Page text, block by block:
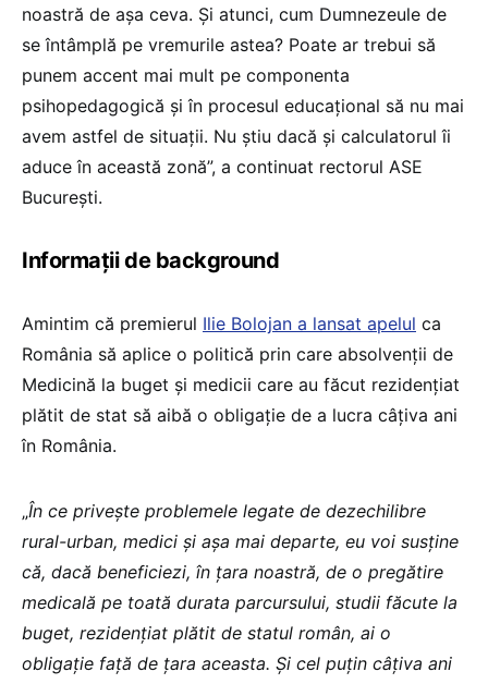
noastră de așa ceva. Și atunci, cum Dumnezeule de
se întâmplă pe vremurile astea? Poate ar trebui să
punem accent mai mult pe componenta
psihopedagogică și în procesul educațional să nu mai
avem astfel de situații. Nu știu dacă și calculatorul îi
aduce în această zonă”, a continuat rectorul ASE
București.
Informații de background
Amintim că premierul Ilie Bolojan a lansat apelul ca
România să aplice o politică prin care absolvenții de
Medicină la buget și medicii care au făcut rezidențiat
plătit de stat să aibă o obligație de a lucra câțiva ani
în România.
„În ce privește problemele legate de dezechilibre
rural-urban, medici și așa mai departe, eu voi susține
că, dacă beneficiezi, în țara noastră, de o pregătire
medicală pe toată durata parcursului, studii făcute la
buget, rezidențiat plătit de statul român, ai o
obligație față de țara aceasta. Și cel puțin câțiva ani